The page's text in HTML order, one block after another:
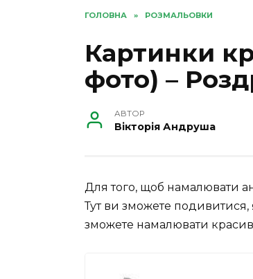
ГОЛОВНА » РОЗМАЛЬОВКИ
Картинки
фото) –
АВТОР
Вікторія Андруша
Для того, щоб намалювати
Тут ви зможете подивитися,
зможете намалювати